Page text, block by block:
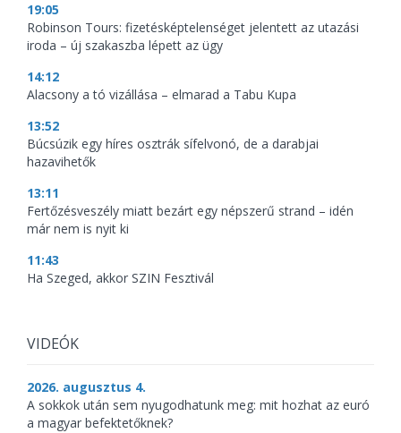
19:05
Robinson Tours: fizetésképtelenséget jelentett az utazási
iroda – új szakaszba lépett az ügy
14:12
Alacsony a tó vizállása – elmarad a Tabu Kupa
13:52
Búcsúzik egy híres osztrák sífelvonó, de a darabjai
hazavihetők
13:11
Fertőzésveszély miatt bezárt egy népszerű strand – idén
már nem is nyit ki
11:43
Ha Szeged, akkor SZIN Fesztivál
VIDEÓK
2026. augusztus 4.
A sokkok után sem nyugodhatunk meg: mit hozhat az euró
a magyar befektetőknek?